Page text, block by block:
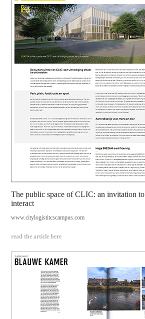
The public space of CLIC: an invitation to
interact
www.citylogistitcscampus.com
read the article here